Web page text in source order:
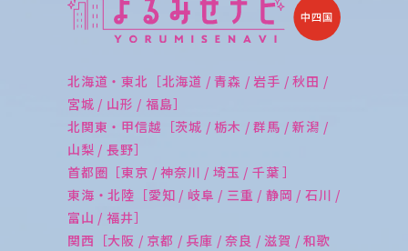
北海道・東北［北海道 / 青森 / 岩手 / 秋田 /
宮城 / 山形 / 福島］
北関東・甲信越［茨城 / 栃木 / 群馬 / 新潟 /
山梨 / 長野］
首都圏［東京 / 神奈川 / 埼玉 / 千葉 ］
東海・北陸［愛知 / 岐阜 / 三重 / 静岡 / 石川 /
富山 / 福井］
関西［大阪 / 京都 / 兵庫 / 奈良 / 滋賀 / 和歌